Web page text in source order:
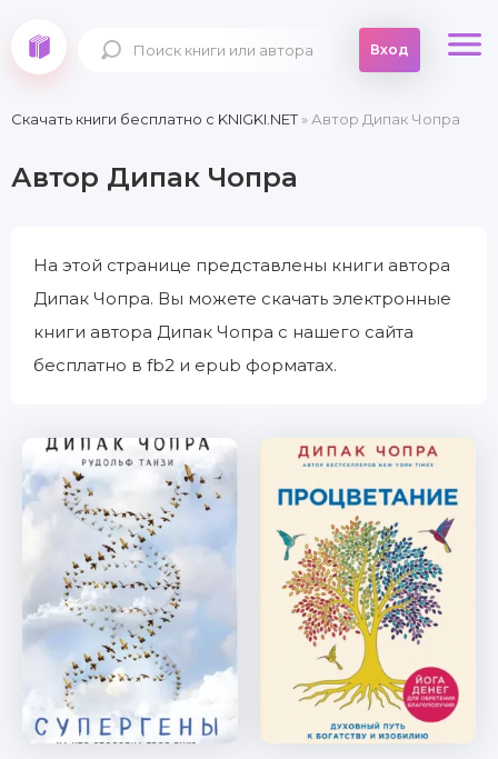
Вход
Скачать книги бесплатно c KNIGKI.NET» Автор Дипак Чопра
Автор Дипак Чопра
На этой странице представлены книги автора
Дипак Чопра. Вы можете скачать электронные
книги автора Дипак Чопра с нашего сайта
бесплатно в fb2 и epub форматах.